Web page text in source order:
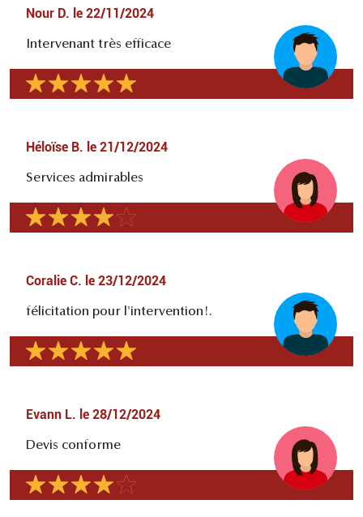
Nour D. le 22/11/2024
Intervenant très efficace
Héloïse B. le 21/12/2024
Services admirables
Coralie C. le 23/12/2024
félicitation pour l'intervention!.
Evann L. le 28/12/2024
Devis conforme